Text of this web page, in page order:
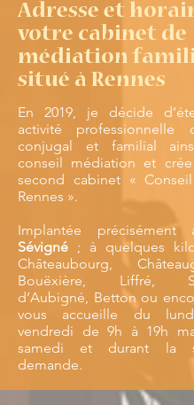
En 2019, je décide
activité professionnelle
conjugal et familial
conseil médiation et
second cabinet «
Rennes ».
Implantée
Sévigné ; à quelques
Châteaubourg,
Bouëxière, Liffré,
d’Aubigné, Betton ou
vous accueille du
vendredi de 9h à 19h
samedi et durant la
demande.
Adresse et
votre cabinet de
médiation
situé à Rennes